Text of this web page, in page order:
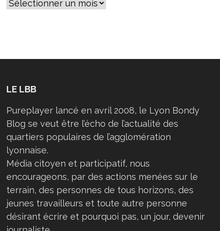
LE LBB
Pureplayer lancé en avril 2008, le Lyon Bondy
Blog se veut être l’écho de l’actualité des
quartiers populaires de l’agglomération
lyonnaise.
Média citoyen et participatif, nous
encourageons, par des actions menées sur le
terrain, des personnes de tous horizons, des
jeunes travailleurs et toute autre personne
désirant écrire et pourquoi pas, un jour, devenir